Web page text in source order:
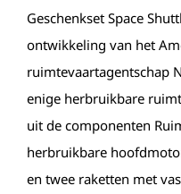
Geschenkset Space
ontwikkeling van het
ruimtevaartagentschap
enige herbruikbare
uit de componenten
herbruikbare
en twee raketten met